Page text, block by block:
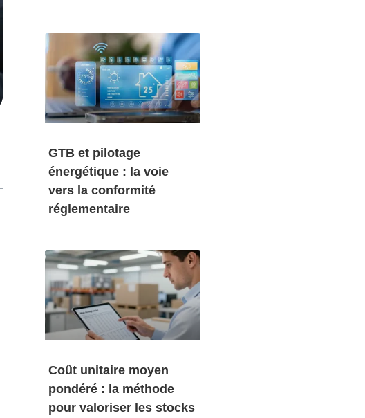
GTB et pilotage
énergétique : la voie
vers la conformité
réglementaire
Coût unitaire moyen
pondéré : la méthode
pour valoriser les stocks